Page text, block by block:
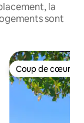
la
sont
Coup de cœur
Coup de cœur